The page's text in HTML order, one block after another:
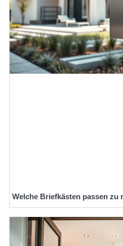
Welche Briefkästen passen zu